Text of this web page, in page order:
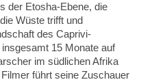
der Etosha-Ebene, die
Wüste trifft und
des Caprivi-
15 Monate auf
im südlichen Afrika
führt seine Zuschauer